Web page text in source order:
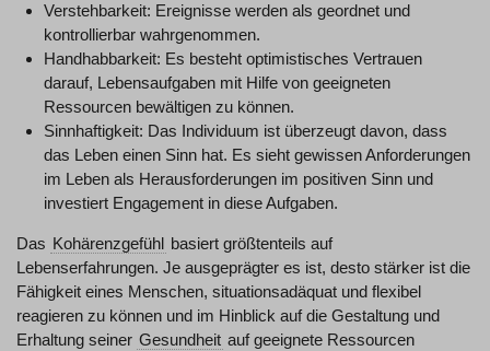
Verstehbarkeit: Ereignisse werden als geordnet und
kontrollierbar wahrgenommen.
Handhabbarkeit: Es besteht optimistisches Vertrauen
darauf, Lebensaufgaben mit Hilfe von geeigneten
Ressourcen bewältigen zu können.
Sinnhaftigkeit: Das Individuum ist überzeugt davon, dass
das Leben einen Sinn hat. Es sieht gewissen Anforderungen
im Leben als Herausforderungen im positiven Sinn und
investiert Engagement in diese Aufgaben.
Das Kohärenzgefühl basiert größtenteils auf
Lebenserfahrungen. Je ausgeprägter es ist, desto stärker ist die
Fähigkeit eines Menschen, situationsadäquat und flexibel
reagieren zu können und im Hinblick auf die Gestaltung und
Erhaltung seiner Gesundheit auf geeignete Ressourcen